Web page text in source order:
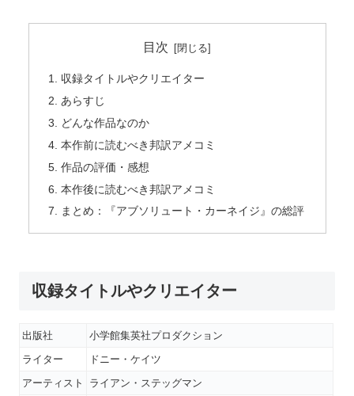
目次
収録タイトルやクリエイター
あらすじ
どんな作品なのか
本作前に読むべき邦訳アメコミ
作品の評価・感想
本作後に読むべき邦訳アメコミ
まとめ：『アブソリュート・カーネイジ』の総評
収録タイトルやクリエイター
出版社
小学館集英社プロダクション
ライター
ドニー・ケイツ
アーティスト
ライアン・ステッグマン